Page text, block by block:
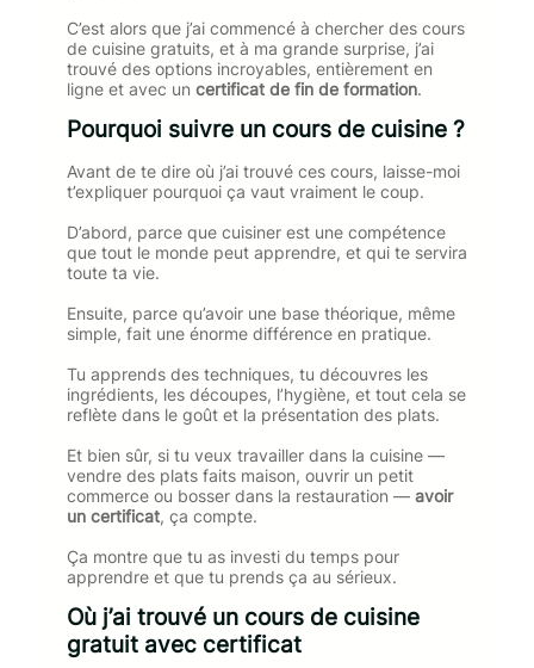
C’est alors que j’ai commencé à chercher des cours
de cuisine gratuits, et à ma grande surprise, j’ai
trouvé des options incroyables, entièrement en
ligne et avec un certificat de fin de formation.
Pourquoi suivre un cours de cuisine ?
Avant de te dire où j’ai trouvé ces cours, laisse-moi
t’expliquer pourquoi ça vaut vraiment le coup.
D’abord, parce que cuisiner est une compétence
que tout le monde peut apprendre, et qui te servira
toute ta vie.
Ensuite, parce qu’avoir une base théorique, même
simple, fait une énorme différence en pratique.
Tu apprends des techniques, tu découvres les
ingrédients, les découpes, l’hygiène, et tout cela se
reflète dans le goût et la présentation des plats.
Et bien sûr, si tu veux travailler dans la cuisine —
vendre des plats faits maison, ouvrir un petit
commerce ou bosser dans la restauration — avoir
un certificat, ça compte.
Ça montre que tu as investi du temps pour
apprendre et que tu prends ça au sérieux.
Où j’ai trouvé un cours de cuisine
gratuit avec certificat